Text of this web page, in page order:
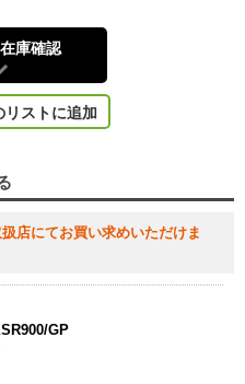
庫確認
リストに追加
店にてお買い求めいただけま
GP